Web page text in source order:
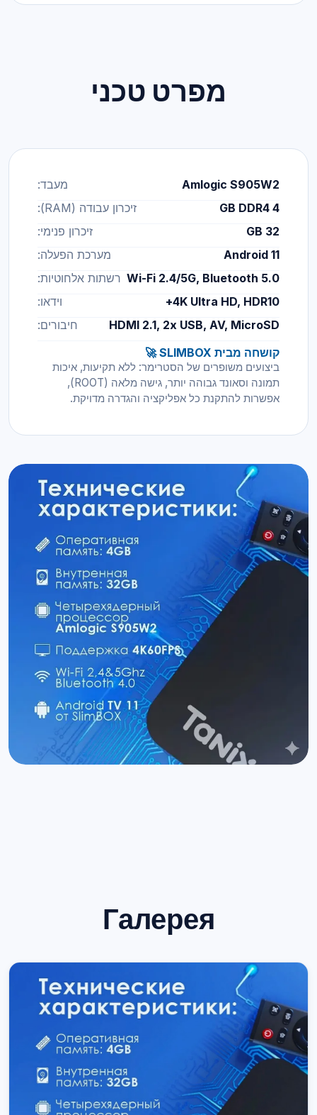
מפרט טכני
מעבד:
Amlogic S905W2
זיכרון עבודה (RAM):
4 GB DDR4
זיכרון פנימי:
32 GB
מערכת הפעלה:
Android 11
רשתות אלחוטיות: Wi-Fi 2.4/5G, Bluetooth 5.0
וידאו:
4K Ultra HD, HDR10+
חיבורים:
HDMI 2.1, 2x USB, AV, MicroSD
קושחה מבית SLIMBOX 🚀
ביצועים משופרים של הסטרימר: ללא תקיעות, איכות
תמונה וסאונד גבוהה יותר, גישה מלאה (ROOT),
אפשרות להתקנת כל אפליקציה והגדרה מדויקת.
Галерея